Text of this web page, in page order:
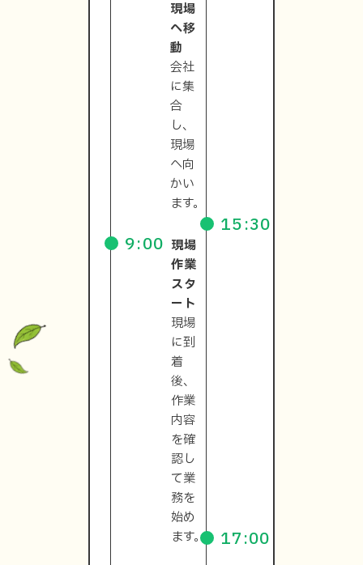
現場
へ移
動
会社
に集
合
し、
現場
へ向
かい
ます。
9:00 現場
作業
スタ
ート
現場
に到
着
後、
作業
内容
を確
認し
て業
務を
始め
ます。
15:30
17:00